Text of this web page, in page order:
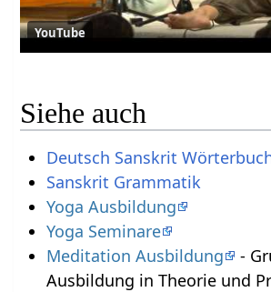
YouTube
Siehe auch
Deutsch Sanskrit
Sanskrit Grammatik
Yoga Ausbildung
Yoga Seminare
Meditation Ausbildung
-
Ausbildung in Theorie und